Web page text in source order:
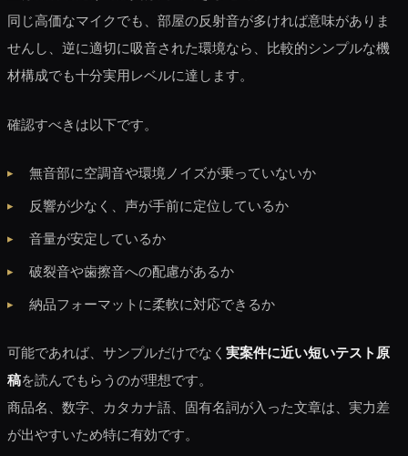
同じ高価なマイクでも、部屋の反射音が多ければ意味がありま
せんし、逆に適切に吸音された環境なら、比較的シンプルな機
材構成でも十分実用レベルに達します。
確認すべきは以下です。
無音部に空調音や環境ノイズが乗っていないか
反響が少なく、声が手前に定位しているか
音量が安定しているか
破裂音や歯擦音への配慮があるか
納品フォーマットに柔軟に対応できるか
可能であれば、サンプルだけでなく 実案件に近い短いテスト原
稿を読んでもらうのが理想です。
商品名、数字、カタカナ語、固有名詞が入った文章は、実力差
が出やすいため特に有効です。